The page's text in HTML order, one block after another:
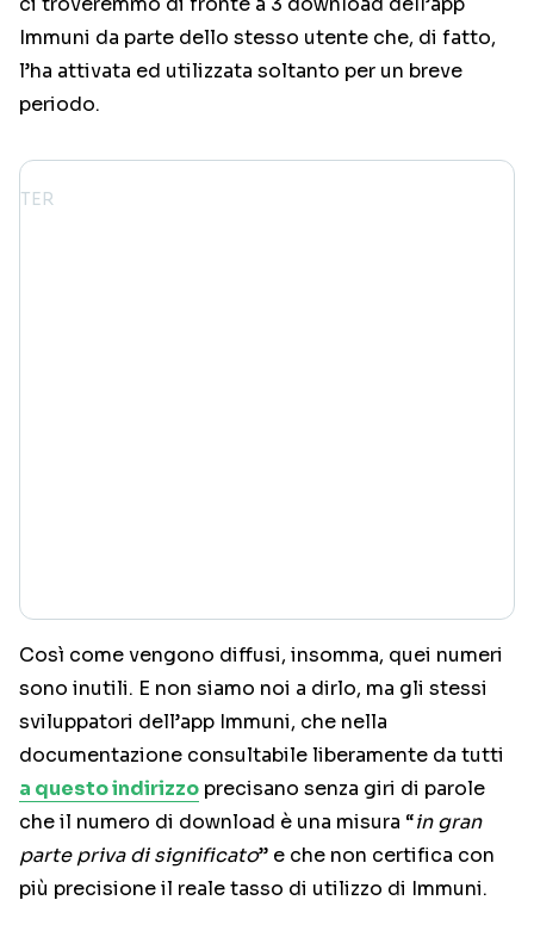
Immuni da parte dello stesso utente che, di fatto,
l’ha attivata ed utilizzata soltanto per un breve
periodo.
Così come vengono diffusi, insomma, quei numeri
sono inutili. E non siamo noi a dirlo, ma gli stessi
sviluppatori dell’app Immuni, che nella
documentazione consultabile liberamente da tutti
a questo indirizzo precisano senza giri di parole
che il numero di download è una misura “in gran
parte priva di significato” e che non certifica con
più precisione il reale tasso di utilizzo di Immuni.